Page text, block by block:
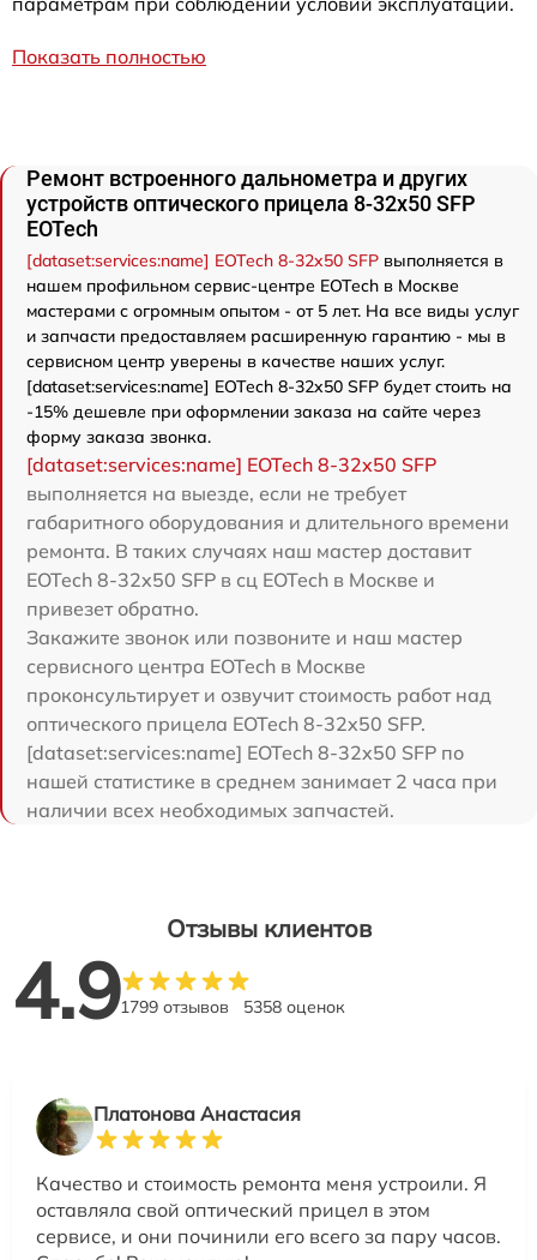
Показать полностью
Ремонт встроенного дальнометра и других
устройств оптического прицела 8-32x50 SFP
EOTech
[dataset:services:name] EOTech 8-32x50 SFP выполняется в
нашем профильном сервис-центре EOTech в Москве
мастерами с огромным опытом - от 5 лет. На все виды услуг
и запчасти предоставляем расширенную гарантию - мы в
сервисном центр уверены в качестве наших услуг.
[dataset:services:name] EOTech 8-32x50 SFP будет стоить на
-15% дешевле при оформлении заказа на сайте через
форму заказа звонка.
[dataset:services:name] EOTech 8-32x50 SFP
выполняется на выезде, если не требует
габаритного оборудования и длительного времени
ремонта. В таких случаях наш мастер доставит
EOTech 8-32x50 SFP в сц EOTech в Москве и
привезет обратно.
Закажите звонок или позвоните и наш мастер
сервисного центра EOTech в Москве
проконсультирует и озвучит стоимость работ над
оптического прицела EOTech 8-32x50 SFP.
[dataset:services:name] EOTech 8-32x50 SFP по
нашей статистике в среднем занимает 2 часа при
наличии всех необходимых запчастей.
Отзывы клиентов
4.91799 отзывов 5358 оценок
Платонова Анастасия
Качество и стоимость ремонта меня устроили. Я
оставляла свой оптический прицел в этом
сервисе, и они починили его всего за пару часов.